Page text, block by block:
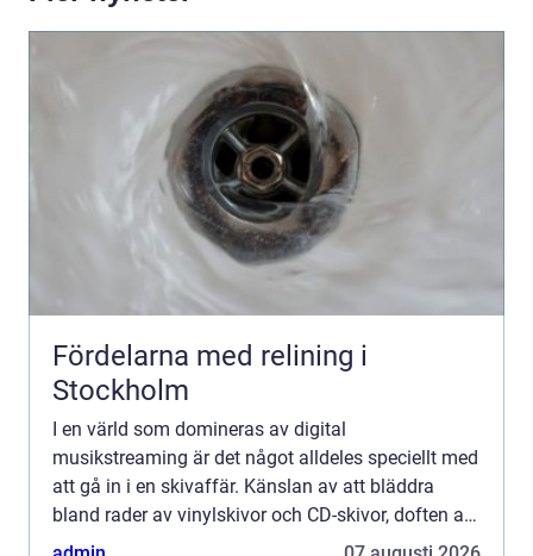
Fördelarna med relining i
Stockholm
I en värld som domineras av digital
musikstreaming är det något alldeles speciellt med
att gå in i en skivaffär. Känslan av att bläddra
bland rader av vinylskivor och CD-skivor, doften av
tryckta konvolut och ljud...